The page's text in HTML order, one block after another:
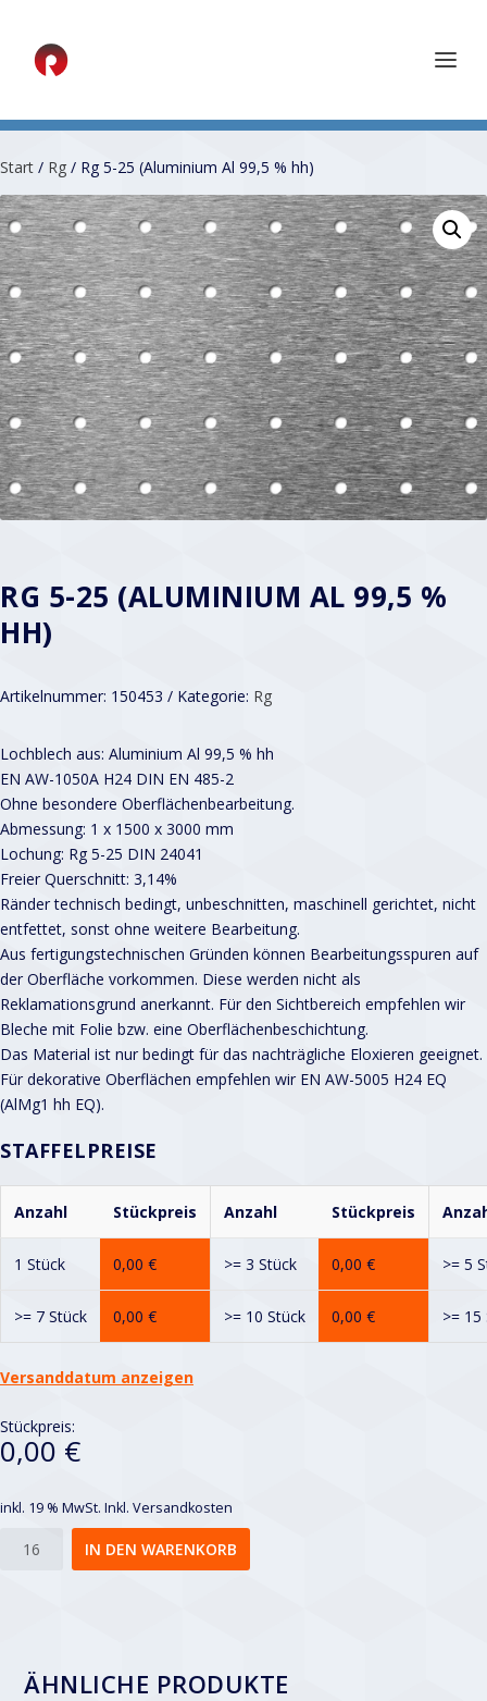
Start / Rg / Rg 5-25 (Aluminium Al 99,5 % hh)
RG 5-25 (ALUMINIUM AL 99,5 %
HH)
Artikelnummer: 150453 Kategorie: Rg
Lochblech aus: Aluminium Al 99,5 % hh
EN AW-1050A H24 DIN EN 485-2
Ohne besondere Oberflächenbearbeitung.
Abmessung: 1 x 1500 x 3000 mm
Lochung: Rg 5-25 DIN 24041
Freier Querschnitt: 3,14%
Ränder technisch bedingt, unbeschnitten, maschinell gerichtet, nicht
entfettet, sonst ohne weitere Bearbeitung.
Aus fertigungstechnischen Gründen können Bearbeitungsspuren auf
der Oberfläche vorkommen. Diese werden nicht als
Reklamationsgrund anerkannt. Für den Sichtbereich empfehlen wir
Bleche mit Folie bzw. eine Oberflächenbeschichtung.
Das Material ist nur bedingt für das nachträgliche Eloxieren geeignet.
Für dekorative Oberflächen empfehlen wir EN AW-5005 H24 EQ
(AlMg1 hh EQ).
STAFFELPREISE
Anzahl Stückpreis Anzahl Stückpreis
1 Stück 0,00 € >= 3 Stück 0,00 € >= 5
>= 7 Stück 0,00 € >= 10 Stück 0,00 € >= 15
Versanddatum anzeigen
Stückpreis:
0,00 €
inkl. 19 % MwSt. Inkl. Versandkosten
IN DEN WARENKORB
ÄHNLICHE PRODUKTE